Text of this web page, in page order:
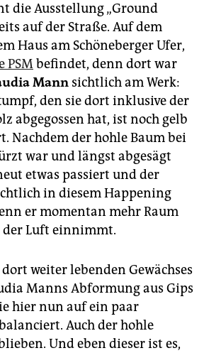
die Ausstellung „Ground
auf der Straße. Auf dem
Haus am Schöneberger Ufer,
PSMbefindet, denn dort war
Mann sichtlich am Werk:
den sie dort inklusive der
abgegossen hat, ist noch gelb
Nachdem der hohle Baum bei
war und längst abgesägt
etwas passiert und der
in diesem Happening
er momentan mehr Raum
Luft einnimmt.
weiter lebenden Gewächses
Manns Abformung aus Gips
hier nun auf ein paar
Auch der hohle
Und eben dieser ist es,